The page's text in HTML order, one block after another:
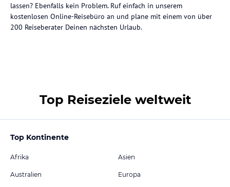
lassen? Ebenfalls kein Problem. Ruf einfach in unserem
kostenlosen Online-Reisebüro an und plane mit einem von über
200 Reiseberater Deinen nächsten Urlaub.
Top Reiseziele weltweit
Top Kontinente
Afrika Asien
Australien Europa